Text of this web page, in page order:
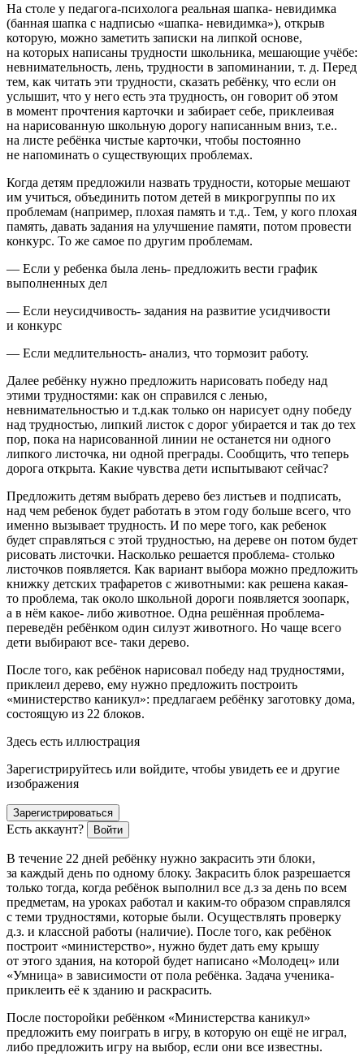
На столе у педагога-психолога реальная шапка- невидимка
(банная шапка с надписью «шапка- невидимка»), открыв
которую, можно заметить записки на липкой основе,
на которых написаны трудности школьника, мешающие учёбе:
невнимательность, лень, трудности в запоминании, т. д. Перед
тем, как читать эти трудности, сказать ребёнку, что если он
услышит, что у него есть эта трудность, он говорит об этом
в момент прочтения карточки и забирает себе, приклеивая
на нарисованную школьную дорогу написанным вниз, т.е..
на листе ребёнка чистые карточки, чтобы постоянно
не напоминать о существующих проблемах.
Когда детям предложили назвать трудности, которые мешают
им учиться, объединить потом детей в микрогруппы по их
проблемам (например, плохая память и т.д.. Тем, у кого плохая
память, давать задания на улучшение памяти, потом провести
конкурс. То же самое по другим проблемам.
— Если у ребенка была лень- предложить вести график
выполненных дел
— Если неусидчивость- задания на развитие усидчивости
и конкурс
— Если медлительность- анализ, что тормозит работу.
Далее ребёнку нужно предложить нарисовать победу над
этими трудностями: как он справился с ленью,
невнимательностью и т.д.как только он нарисует одну победу
над трудностью, липкий листок с дорог убирается и так до тех
пор, пока на нарисованной линии не останется ни одного
липкого листочка, ни одной преграды. Сообщить, что теперь
дорога открыта. Какие чувства дети испытывают сейчас?
Предложить детям выбрать дерево без листьев и подписать,
над чем ребенок будет работать в этом году больше всего, что
именно вызывает трудность. И по мере того, как ребенок
будет справляться с этой трудностью, на дереве он потом будет
рисовать листочки. Насколько решается проблема- столько
листочков появляется. Как вариант выбора можно предложить
книжку детских трафаретов с животными: как решена какая-
то проблема, так около школьной дороги появляется зоопарк,
а в нём какое- либо животное. Одна решённая проблема-
переведён ребёнком один силуэт животного. Но чаще всего
дети выбирают все- таки дерево.
После того, как ребёнок нарисовал победу над трудностями,
приклеил дерево, ему нужно предложить построить
«министерство каникул»: предлагаем ребёнку заготовку дома,
состоящую из 22 блоков.
Здесь есть иллюстрация
Зарегистрируйтесь или войдите, чтобы увидеть ее и другие
изображения
Зарегистрироваться
Есть аккаунт? Войти
В течение 22 дней ребёнку нужно закрасить эти блоки,
за каждый день по одному блоку. Закрасить блок разрешается
только тогда, когда ребёнок выполнил все д.з за день по всем
предметам, на уроках работал и каким-то образом справлялся
с теми трудностями, которые были. Осуществлять проверку
д.з. и классной работы (наличие). После того, как ребёнок
построит «министерство», нужно будет дать ему крышу
от этого здания, на которой будет написано «Молодец» или
«Умница» в зависимости от пола ребёнка. Задача ученика-
приклеить её к зданию и раскрасить.
После посторойки ребёнком «Министерства каникул»
предложить ему поиграть в игру, в которую он ещё не играл,
либо предложить игру на выбор, если они все известны.